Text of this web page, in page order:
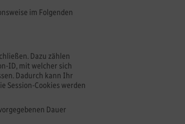
im Folgenden
Dazu zählen
ID, mit welcher sich
Dadurch kann Ihr
Session-Cookies werden
Dauer